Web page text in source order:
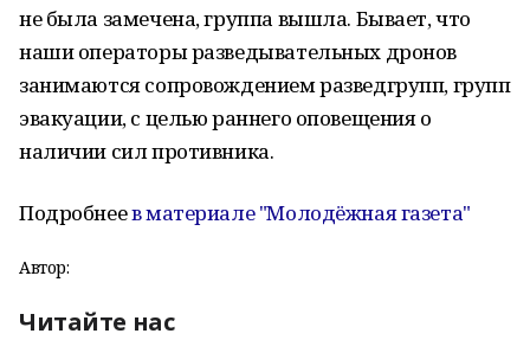
не была замечена, группа вышла. Бывает, что
наши операторы разведывательных дронов
занимаются сопровождением разведгрупп, групп
эвакуации, с целью раннего оповещения о
наличии сил противника.
Подробнеев материале "Молодёжная газета"
Автор:
Читайте нас